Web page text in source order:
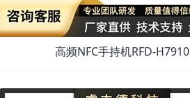
高频NFC手持机RFD-H7910